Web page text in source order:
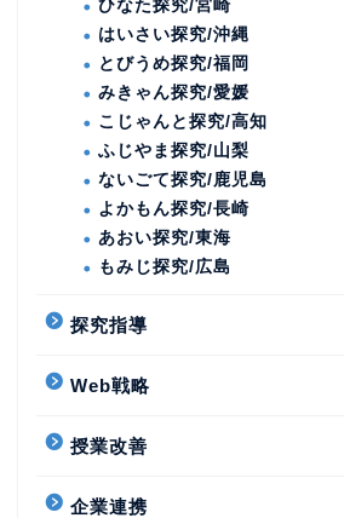
ひなた探究/宮崎
はいさい探究/沖縄
とびうめ探究/福岡
みきゃん探究/愛媛
こじゃんと探究/高知
ふじやま探究/山梨
ないごて探究/鹿児島
よかもん探究/長崎
あおい探究/東海
もみじ探究/広島
探究指導
Web戦略
授業改善
企業連携